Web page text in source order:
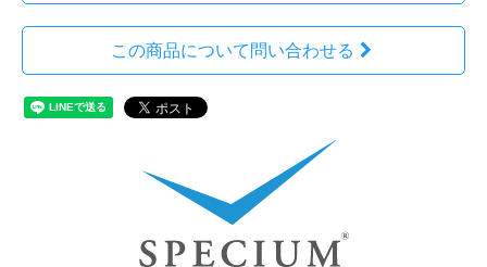
この商品について問い合わせる